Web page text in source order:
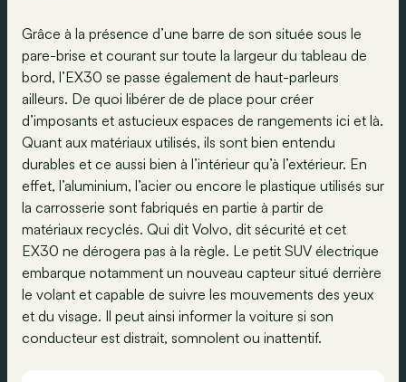
Grâce à la présence d’une barre de son située sous le
pare-brise et courant sur toute la largeur du tableau de
bord, l’EX30 se passe également de haut-parleurs
ailleurs. De quoi libérer de de place pour créer
d’imposants et astucieux espaces de rangements ici et là.
Quant aux matériaux utilisés, ils sont bien entendu
durables et ce aussi bien à l’intérieur qu’à l’extérieur. En
effet, l’aluminium, l’acier ou encore le plastique utilisés sur
la carrosserie sont fabriqués en partie à partir de
matériaux recyclés. Qui dit Volvo, dit sécurité et cet
EX30 ne dérogera pas à la règle. Le petit SUV électrique
embarque notamment un nouveau capteur situé derrière
le volant et capable de suivre les mouvements des yeux
et du visage. Il peut ainsi informer la voiture si son
conducteur est distrait, somnolent ou inattentif.